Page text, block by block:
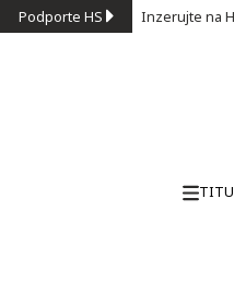
Podporte HS Inzerujte na